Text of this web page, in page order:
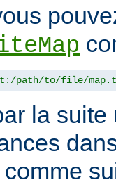
path/to/file/
la
comme